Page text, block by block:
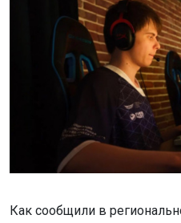
Как сообщили в